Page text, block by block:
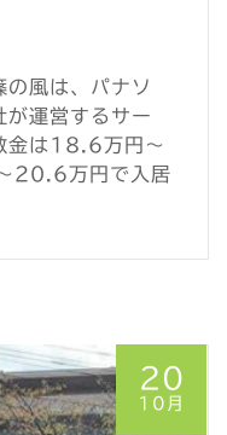
の風は、パナソ
が運営するサー
金は18.6万円～
20.6万円で入居
20
10月